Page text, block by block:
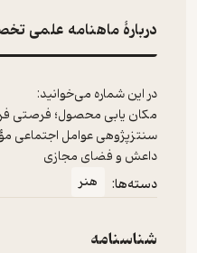
دربارۀ ماهنامه علمی
داعش و فضای مجازی
دسته‌ها: هنر
شناسنامه